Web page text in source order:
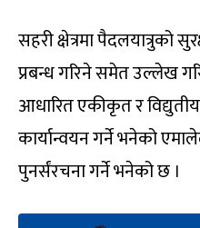
सहरी क्षेत्रमा पैदलयात्रुको
प्रबन्ध गरिने समेत उल्लेख
आधारित एकीकृत र
कार्यान्वयन गर्ने भनेको
पुनर्संरचना गर्ने भनेको छ ।